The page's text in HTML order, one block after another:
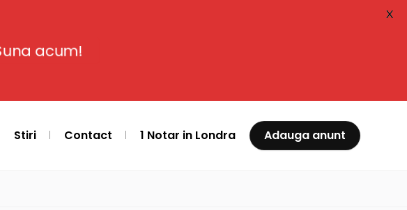
Stiri Contact 1 Notar in Londra Adauga anunt
Suna acum!
X